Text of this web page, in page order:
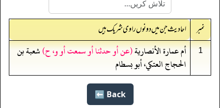
نمبر احادیث جن میں دونوں راوی شریک ہیں
1 أم عمارة الأنصارية(عن أو حدثنا أو سمعت أو و، ح)شعبة بن
الحجاج العتكي، أبو بسطام
Back ⬅️